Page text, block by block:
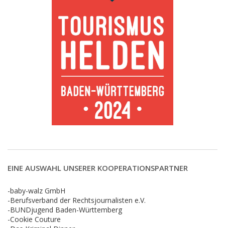
EINE AUSWAHL UNSERER KOOPERATIONSPARTNER
-baby-walz GmbH
-Berufsverband der Rechtsjournalisten e.V.
-BUNDjugend Baden-Württemberg
-Cookie Couture